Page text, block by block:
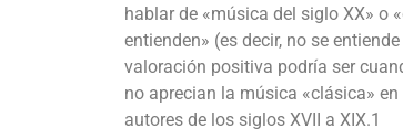
hablar de «música del siglo XX» o
entienden» (es decir, no se
valoración positiva podría ser
no aprecian la música «clásica»
autores de los siglos XVII a XIX.1